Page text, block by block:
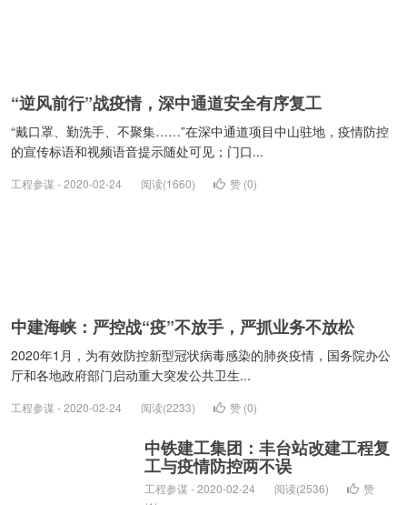
“逆风前行”战疫情，深中通道安全有序复工
“戴口罩、勤洗手、不聚集……”在深中通道项目中山驻地，疫情防控
的宣传标语和视频语音提示随处可见；门口...
工程参谋 - 2020-02-24 阅读(1660) 赞 (0)
中建海峡：严控战“疫”不放手，严抓业务不放松
2020年1月，为有效防控新型冠状病毒感染的肺炎疫情，国务院办公
厅和各地政府部门启动重大突发公共卫生...
工程参谋 - 2020-02-24 阅读(2233) 赞 (0)
中铁建工集团：丰台站改建工程复
工与疫情防控两不误
工程参谋 - 2020-02-24 阅读(2536)
赞